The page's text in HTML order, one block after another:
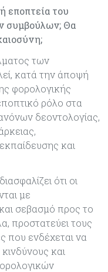
εποπτεία του
συμβούλων; Θα
των
κατά την άποψή
φορολογικής
ρόλο στα
δεοντολογίας,
και
ότι οι
με
σεβασμό προς το
προστατεύει τους
που ενδέχεται να
και